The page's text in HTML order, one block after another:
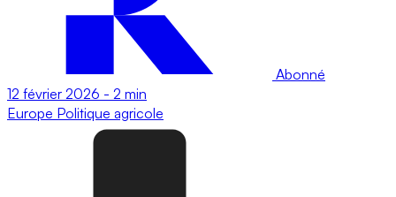
Abonné
12 février 2026 - 2 min
Europe Politique agricole